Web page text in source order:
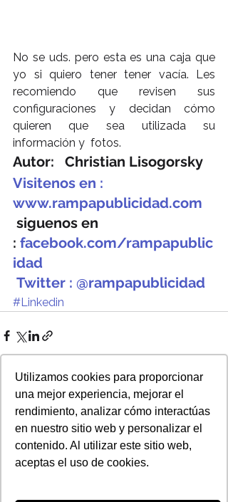
Utilizamos cookies para proporcionar
una mejor experiencia, mejorar el
rendimiento, analizar cómo interactúas
en nuestro sitio web y personalizar el
contenido. Al utilizar este sitio web,
aceptas el uso de cookies.
No se uds. pero esta es una caja que
yo si quiero tener tener vacía. Les
recomiendo que revisen sus
configuraciones y decidan cómo
quieren que sea utilizada su
información y  fotos.
Autor:   Christian Lisogorsky
Visitenos en :
www.rampapublicidad.com
siguenos en
: facebook.com/rampapublic
idad
Twitter : @rampapublicidad
#Linkedin
Entradas recientes Ver todo